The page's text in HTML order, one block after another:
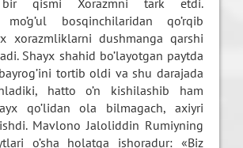
bir qismi Xorazmni tark etdi.
mo’g’ul bosqinchilaridan qo’rqib
xorazmliklarni dushmanga qarshi
Shayx shahid bo’layotgan paytda
tortib oldi va shu darajada
hatto o’n kishilashib ham
qo’lidan ola bilmagach, axiyri
Mavlono Jaloliddin Rumiyning
o’sha holatga ishoradur: «Biz